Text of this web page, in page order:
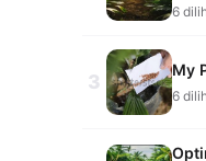
6
3
My
6